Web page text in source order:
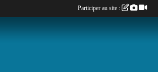
Participer au site :